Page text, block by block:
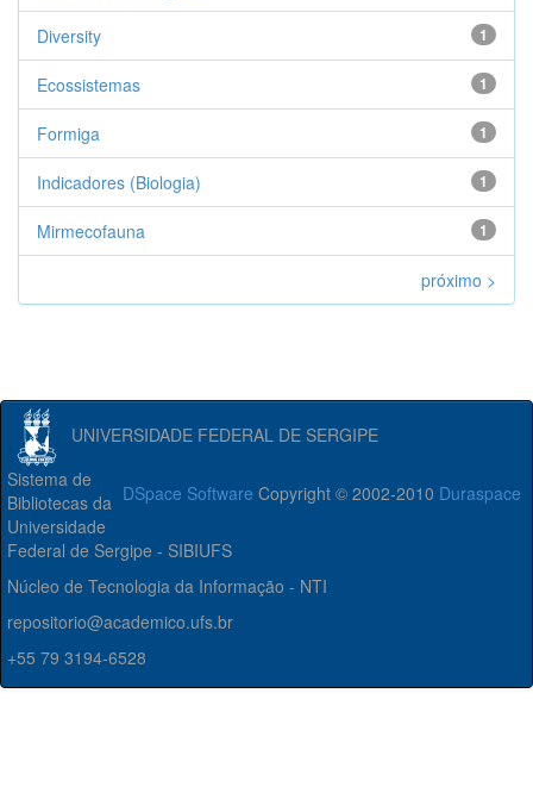
1
Diversity
1
Ecossistemas
1
Formiga
1
Indicadores (Biologia)
1
Mirmecofauna
próximo >
UNIVERSIDADE FEDERAL DE SERGIPE
DSpace Software Copyright © 2002-2010 Duraspace
Sistema de
Bibliotecas da
Universidade
Federal de Sergipe - SIBIUFS
Núcleo de Tecnologia da Informação - NTI
repositorio@academico.ufs.br
+55 79 3194-6528